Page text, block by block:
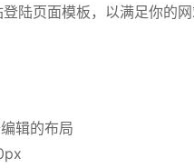
陆页面模板，以满足你的
辑的布局